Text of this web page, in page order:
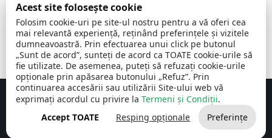
08:00 -
16:30
, vineri:
08:00 -
14:00
Comuna Cerchezu © 2026Toate drepturile rezervate
Concept realizat de Big Media Relații Publice SRL
Acest site folosește cookie
Folosim cookie-uri pe site-ul nostru pentru a vă oferi cea
mai relevantă experiență, reținând preferințele și vizitele
dumneavoastră. Prin efectuarea unui click pe butonul
„Sunt de acord”, sunteți de acord ca TOATE cookie-urile să
fie utilizate. De asemenea, puteți să refuzați cookie-urile
opționale prin apăsarea butonului „Refuz”. Prin
continuarea accesării sau utilizării Site-ului web vă
exprimați acordul cu privire la Termeni și Condiții.
Accept TOATE
Resping opționale Preferințe